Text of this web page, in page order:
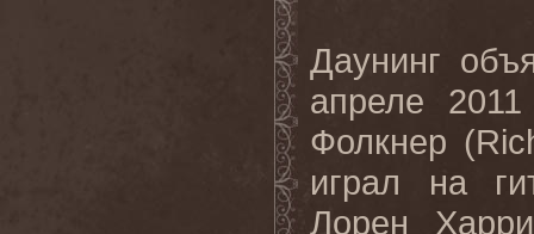
Даунинг
апреле
Фолкнер
играл на
Лорен